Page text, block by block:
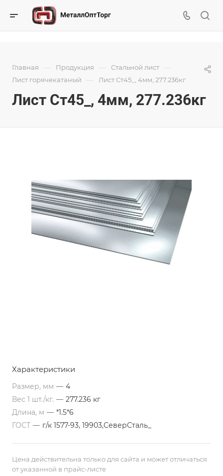
Главная — Продукция — Стальной лист —
Лист горячекатаный — Лист Ст45_, 4мм, 277.236кг
Лист Ст45_, 4мм, 277.236кг
Характеристики
Размер, мм — 4
Вес 1 шт./кг. — 277.236 кг
Длина, м — *1.5*6
ГОСТ — г/к 1577-93, 19903,СеверСталь_
Цена действительна только для сайта и может отличаться
от указанной в прайс-листе